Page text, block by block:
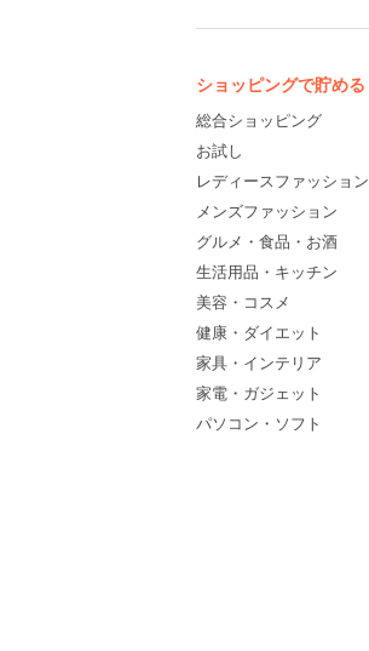
ショッピングで貯める
総合ショッピング
お試し
レディースファッション
メンズファッション
グルメ・食品・お酒
生活用品・キッチン
美容・コスメ
健康・ダイエット
家具・インテリア
家電・ガジェット
パソコン・ソフト